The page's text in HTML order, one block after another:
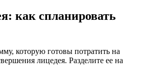
как спланировать
которую готовы потратить на
лицедея. Разделите ее на